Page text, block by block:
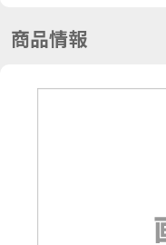
商品情報